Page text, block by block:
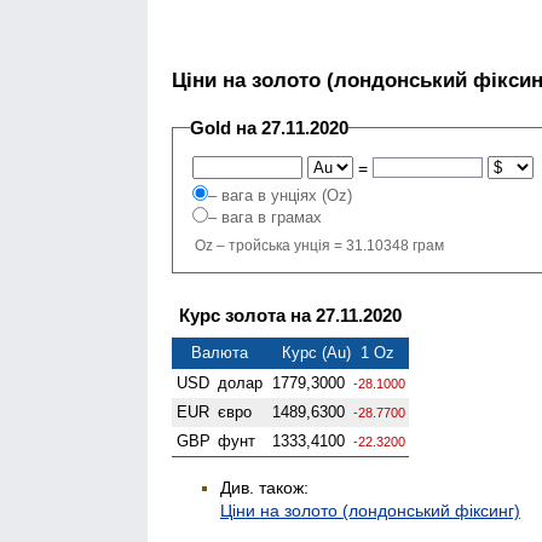
Ціни на золото (лондонський
Gold на 27.11.2020
=
– вага в унціях (Oz)
– вага в грамах
Oz – тройська унція = 31.10348 грам
Курс золота на 27.11.2020
Валюта
Курс (Au) 1 Oz
USD долар 1779,3000 -28.1000
EUR євро 1489,6300 -28.7700
GBP фунт 1333,4100 -22.3200
Див. також:
Ціни на золото (лондонський фіксинг)